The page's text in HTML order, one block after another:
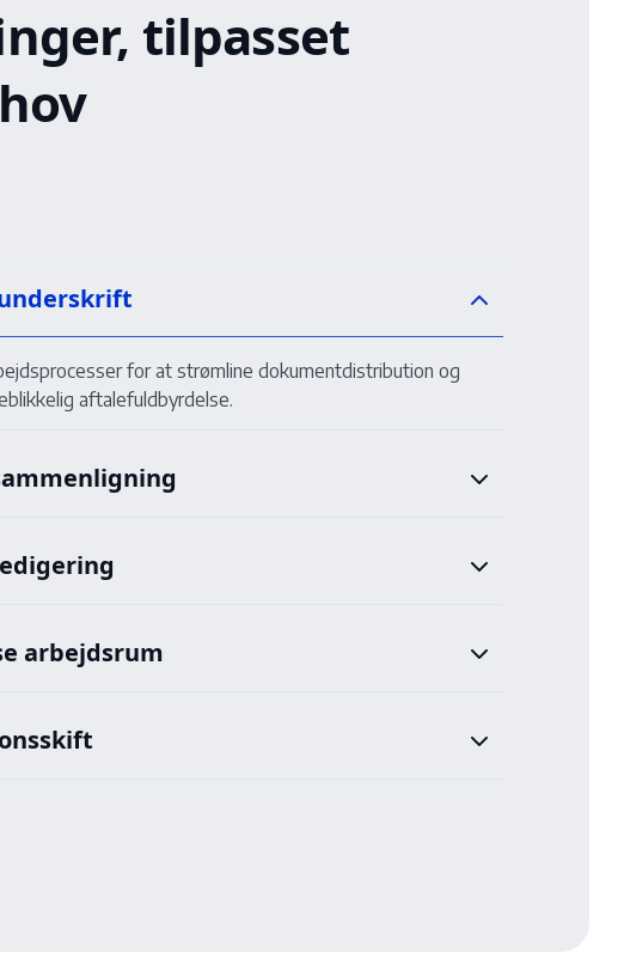
tilpasset
for at strømline dokumentdistribution og
aftalefuldbyrdelse.
arbejdsrum